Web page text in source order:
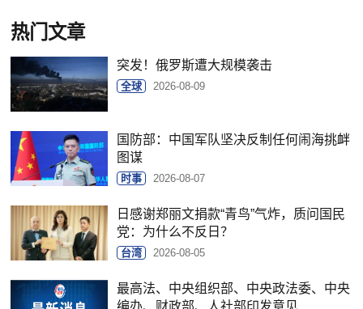
热门文章
突发！俄罗斯遭大规模袭击
全球 2026-08-09
国防部：中国军队坚决反制任何闹海挑衅
图谋
时事 2026-08-07
日感谢郑丽文捐款“青鸟”气炸，质问国民
党：为什么不反日？
台湾 2026-08-05
最高法、中央组织部、中央政法委、中央
编办、财政部、人社部印发意见